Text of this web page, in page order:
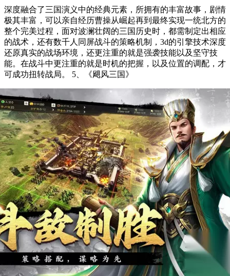
深度融合了三国演义中的经典元素，所拥有的丰富故事，剧情
极其丰富，可以亲自经历曹操从崛起再到最终实现一统北方的
整个完美过程，面对波澜壮阔的三国历史时，都需制定出相应
的战术，还有数千人同屏战斗的策略机制，3d的引擎技术深度
还原真实的战场环境，还更注重的就是强袭技能以及坚守技
能。在战斗中更注重的就是时机的把握，以及位置的调配，才
可成功扭转战局。 5、《飓风三国》